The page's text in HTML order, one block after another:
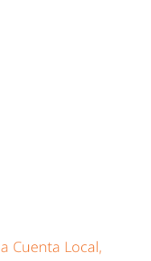
Cuenta Local,